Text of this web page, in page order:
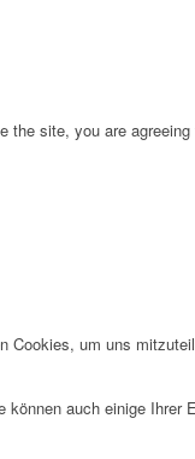
site, you are
um uns
auch einige